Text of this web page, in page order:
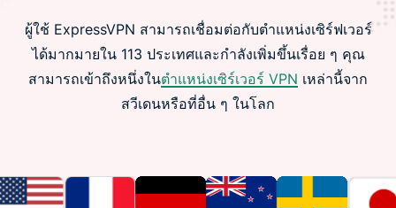
ผู้ใช้ ExpressVPN สามารถเชื่อมต่อกับตำแหน่งเซิร์ฟเวอร์
ได้มากมายใน 113 ประเทศและกำลังเพิ่มขึ้นเรื่อย ๆ คุณ
สามารถเข้าถึงหนึ่งในตำแหน่งเซิร์เวอร์ VPN เหล่านี้จาก
สวีเดนหรือที่อื่น ๆ ในโลก